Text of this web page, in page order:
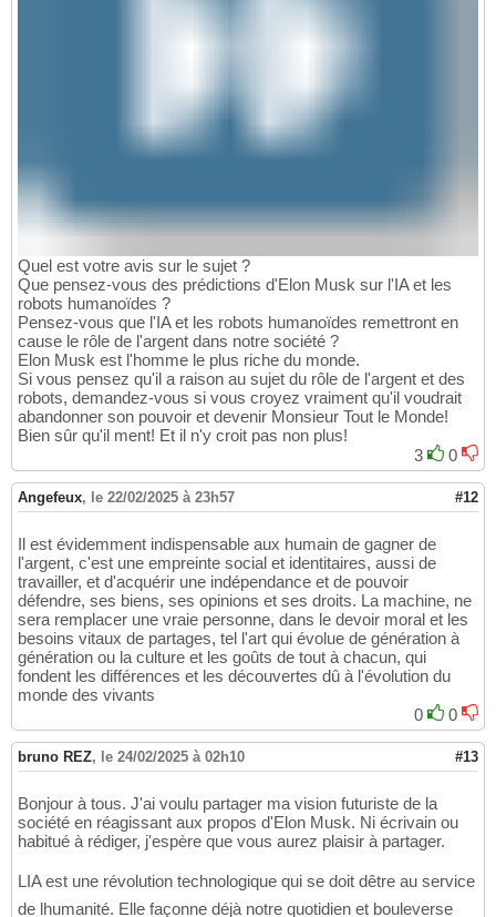
Quel est votre avis sur le sujet ?
Que pensez-vous des prédictions d'Elon Musk sur l'IA et les
robots humanoïdes ?
Pensez-vous que l'IA et les robots humanoïdes remettront en
cause le rôle de l'argent dans notre société ?
Elon Musk est l'homme le plus riche du monde.
Si vous pensez qu'il a raison au sujet du rôle de l'argent et des
robots, demandez-vous si vous croyez vraiment qu'il voudrait
abandonner son pouvoir et devenir Monsieur Tout le Monde!
Bien sûr qu'il ment! Et il n'y croit pas non plus!
3
0
Angefeux, le 22/02/2025 à 23h57 #12
Il est évidemment indispensable aux humain de gagner de
l'argent, c'est une empreinte social et identitaires, aussi de
travailler, et d'acquérir une indépendance et de pouvoir
défendre, ses biens, ses opinions et ses droits. La machine, ne
sera remplacer une vraie personne, dans le devoir moral et les
besoins vitaux de partages, tel l'art qui évolue de génération à
génération ou la culture et les goûts de tout à chacun, qui
fondent les différences et les découvertes dû à l'évolution du
monde des vivants
0
0
bruno REZ, le 24/02/2025 à 02h10 #13
Bonjour à tous. J'ai voulu partager ma vision futuriste de la
société en réagissant aux propos d'Elon Musk. Ni écrivain ou
habitué à rédiger, j'espère que vous aurez plaisir à partager.
LIA est une révolution technologique qui se doit dêtre au service
de lhumanité. Elle façonne déjà notre quotidien et bouleverse